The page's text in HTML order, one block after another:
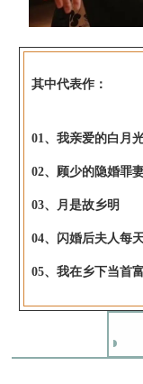
其
01、我亲爱的白月
02、顾少的隐婚罪
03、月是故乡明
04、闪婚后夫人每
05、我在乡下当首